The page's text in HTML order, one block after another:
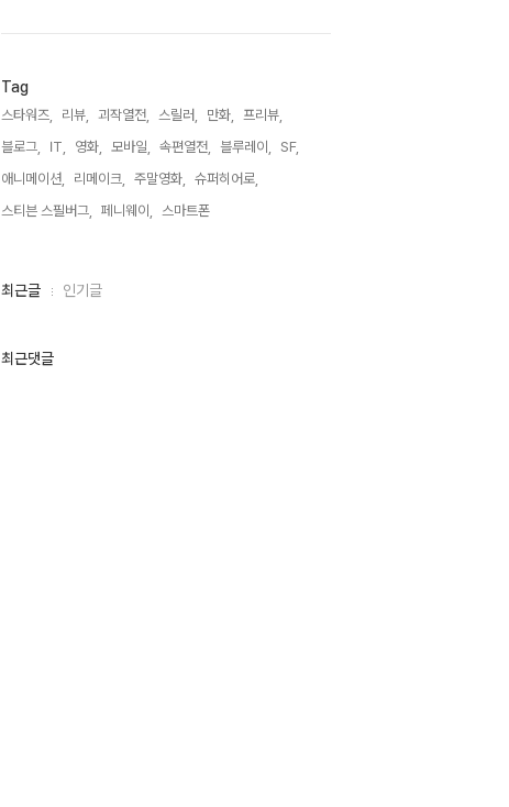
Tag
스타워즈, 리뷰, 괴작열전, 스릴러, 만화,
프리뷰,
블로그,
IT, 영화, 모바일, 속편열전, 블루레이,
SF,
애니메이션,
리메이크, 주말영화,
슈퍼히어로,
스티븐 스필버그,
페니웨이, 스마트폰,
최
인
최근글 인기글
최근댓글